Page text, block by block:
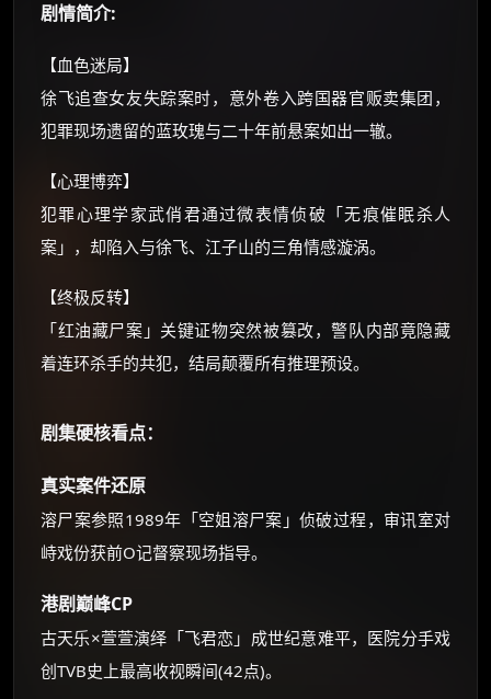
剧情简介:
【血色迷局】
徐飞追查女友失踪案时，意外卷入跨国器官贩卖集团，
犯罪现场遗留的蓝玫瑰与二十年前悬案如出一辙。
【心理博弈】
犯罪心理学家武俏君通过微表情侦破「无痕催眠杀人
案」，却陷入与徐飞、江子山的三角情感漩涡。
【终极反转】
「红油藏尸案」关键证物突然被篡改，警队内部竟隐藏
着连环杀手的共犯，结局颠覆所有推理预设。
剧集硬核看点：
真实案件还原
溶尸案参照1989年「空姐溶尸案」侦破过程，审讯室对
峙戏份获前O记督察现场指导。
港剧巅峰CP
古天乐×萱萱演绎「飞君恋」成世纪意难平，医院分手戏
创TVB史上最高收视瞬间(42点)。
优惠券、活动红包，每日可领。
☕ 海外大侠？通过 Ko-fi 赐茶